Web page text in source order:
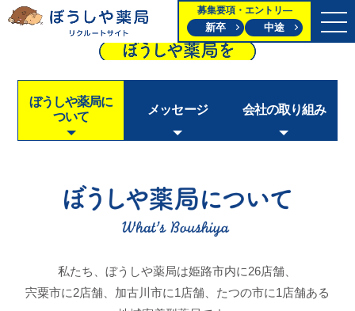
募集要項・エントリ―
新卒 中途
ぼうしや薬局に
ついて
メッセージ 会社の取り組み
私たち、ぼうしや薬局は姫路市内に26店舗、
宍粟市に2店舗、加古川市に1店舗、たつの市に1店舗ある